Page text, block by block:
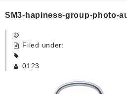
HOME
卒園記念品
SM3-hapiness-group-photo-
Filed under:
0123